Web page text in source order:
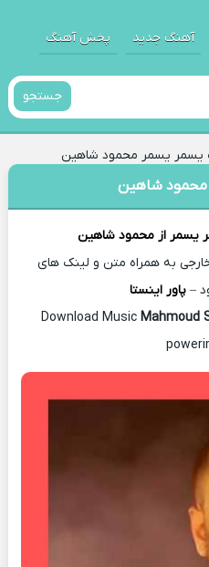
آهنگ جدید پخش آهنگ
جستجو
یسمر یسمر محمود شاهین
محمود شاهین
یسمر ازمحمود شاهین
به همراه متن و لینک های
– پاور اینستا
Mahmoud